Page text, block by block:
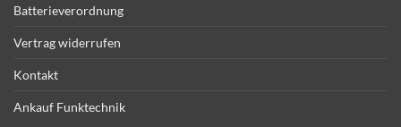
Batterieverordnung
Vertrag widerrufen
Kontakt
Ankauf Funktechnik